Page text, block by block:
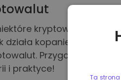
kryptowaluty są
kopanie
Przygotuj się na
i praktyce!
Ta